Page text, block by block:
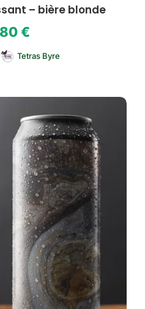
– bière blonde
€
Tetras Byre